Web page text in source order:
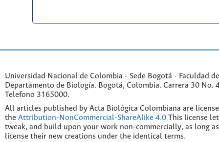
Universidad Nacional de Colombia - Sede Bogotá - Faculdad
Departamento de Biología. Bogotá, Colombia. Carrera 30 No.
Telefono 3165000.
All articles published by Acta Biológica Colombiana are
the Attribution-NonCommercial-ShareAlike 4.0 This license
tweak, and build upon your work non-commercially, as long
license their new creations under the identical terms.